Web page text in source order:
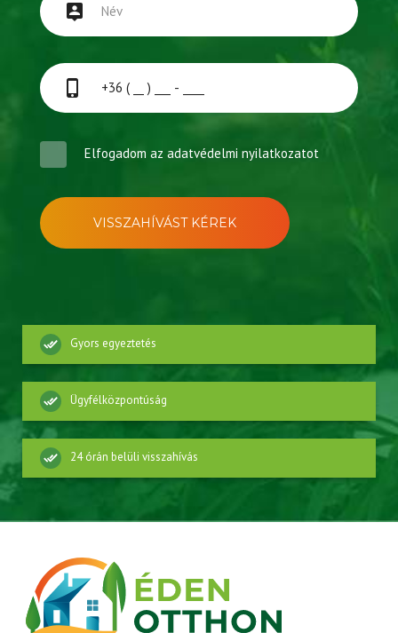
VISSZAHÍVÁST KÉREK
Elfogadom az adatvédelmi nyilatkozatot
Gyors egyeztetés
Ügyfélközpontúság
24 órán belüli visszahívás